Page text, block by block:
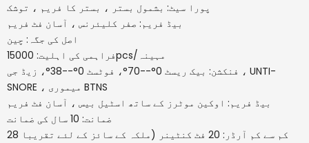
پورا سیٹ: بشمول بستر ، بستر کا فریم ، توشک
بیڈ فریم: صفر کلیئرنس ، آسان فٹ فریم
اصل کی جگہ: چین
فراہمی کی اہلیت: 15000pcs/مہینہ
فنکشن: بیک ریسٹ 0°--70°، فوٹسٹ 0°--38°، زیڈ جی ، UNTI-
SNORE ، میموری BTNS
بیڈ فریم: اوکین موٹرز کے ساتھ اسٹیل بیس ، آسان فٹ فریم
ضمانت: 10 سال کی ضمانت
کم سے کم آرڈر: 20 فٹ کنٹینر (ملکہ کے سائز کے لئے تقریبا 28